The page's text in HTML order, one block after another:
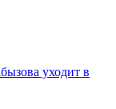
уходит в